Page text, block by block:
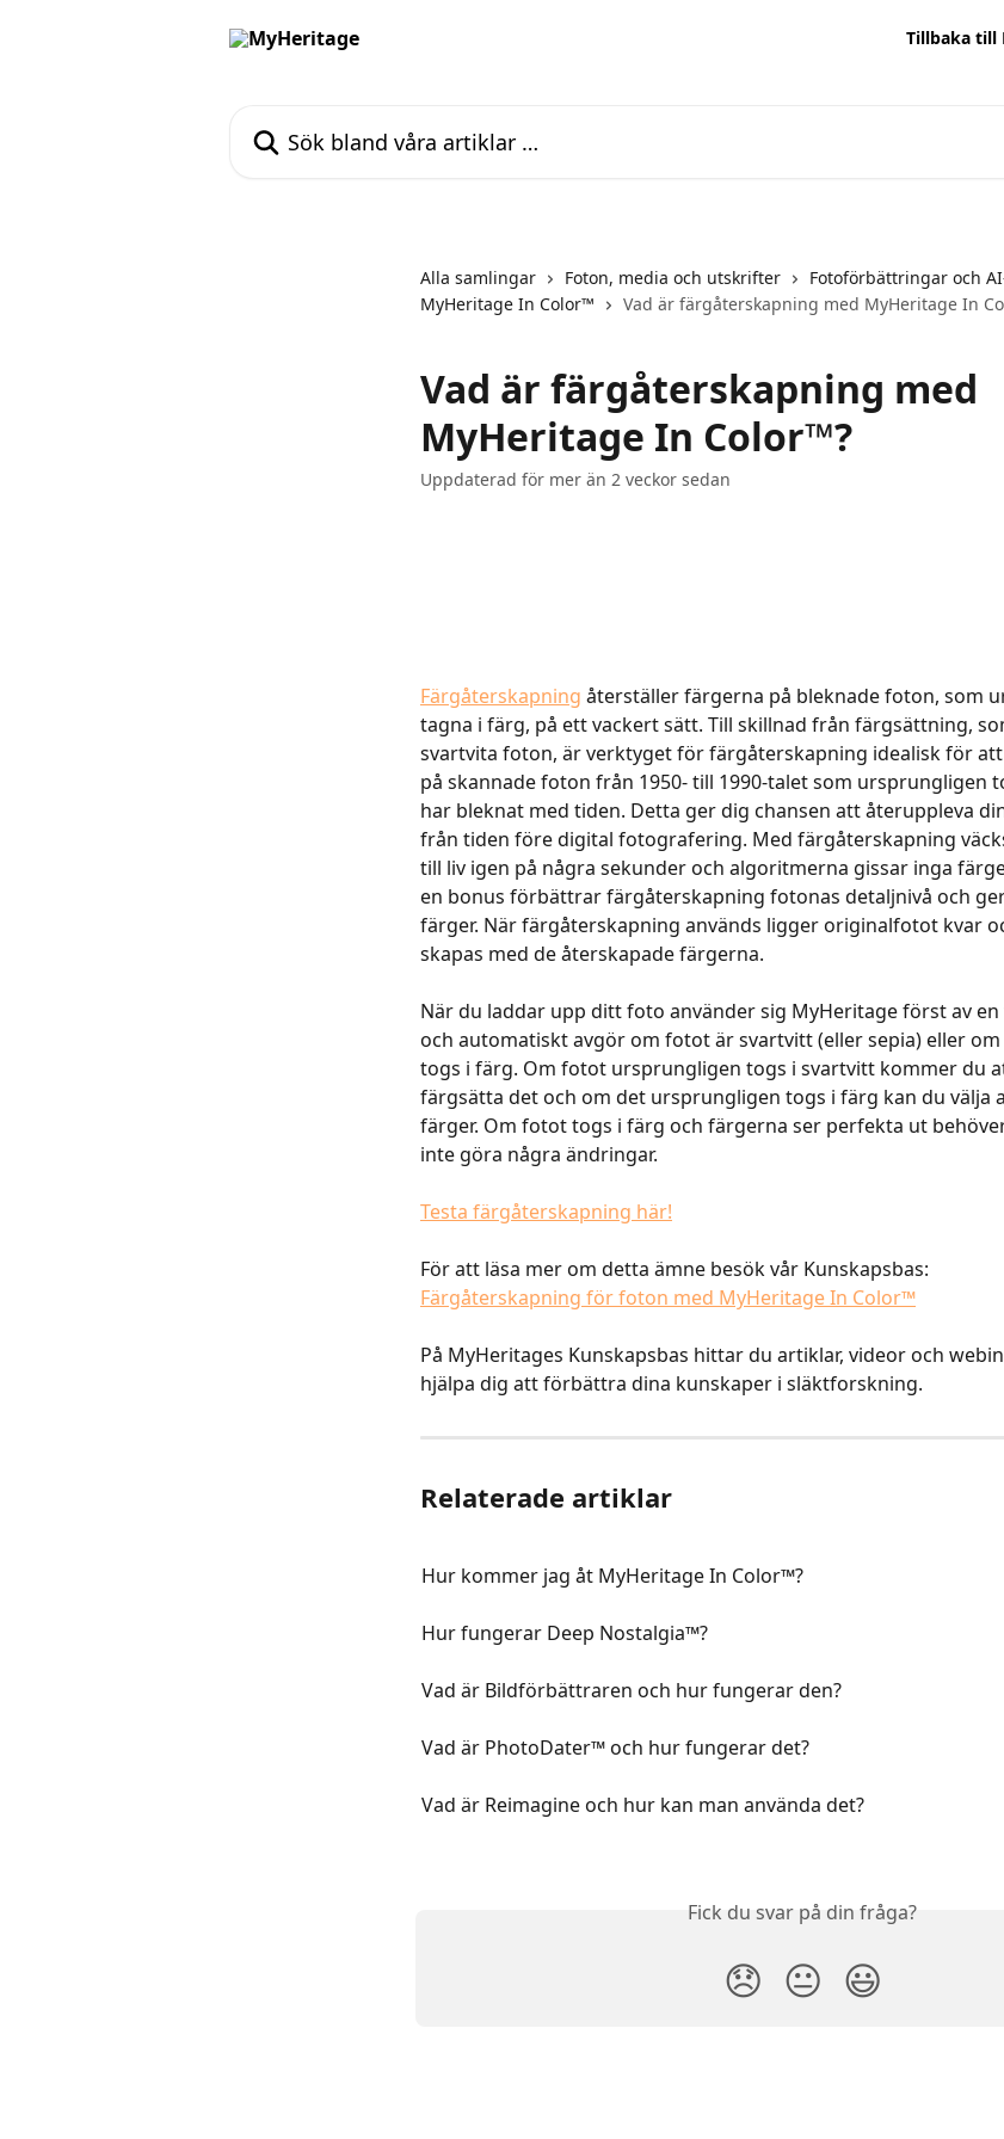
Tillbaka till
Alla samlingar Foton, media och utskrifter
Fotoförbättringar och
MyHeritage In Color™
Vad är färgåterskapning med MyHeritage In
Vad är färgåterskapning med
MyHeritage In Color™?
Uppdaterad för mer än 2 veckor sedan
Färgåterskapning återställer färgerna på bleknade foton, som
tagna i färg, på ett vackert sätt. Till skillnad från färgsättning,
svartvita foton, är verktyget för färgåterskapning idealisk för
på skannade foton från 1950- till 1990-talet som ursprungligen
har bleknat med tiden. Detta ger dig chansen att återuppleva
från tiden före digital fotografering. Med färgåterskapning
till liv igen på några sekunder och algoritmerna gissar inga
en bonus förbättrar färgåterskapning fotonas detaljnivå och
färger. När färgåterskapning används ligger originalfotot kvar
skapas med de återskapade färgerna.
När du laddar upp ditt foto använder sig MyHeritage först av
och automatiskt avgör om fotot är svartvitt (eller sepia) eller
togs i färg. Om fotot ursprungligen togs i svartvitt kommer du
färgsätta det och om det ursprungligen togs i färg kan du välja
färger. Om fotot togs i färg och färgerna ser perfekta ut
inte göra några ändringar.
Testa färgåterskapning här!
För att läsa mer om detta ämne besök vår Kunskapsbas:
Färgåterskapning för foton med MyHeritage In Color™
På MyHeritages Kunskapsbas hittar du artiklar, videor och
hjälpa dig att förbättra dina kunskaper i släktforskning.
Relaterade artiklar
Hur kommer jag åt MyHeritage In Color™?
Hur fungerar Deep Nostalgia™?
Vad är Bildförbättraren och hur fungerar den?
Vad är PhotoDater™ och hur fungerar det?
Vad är Reimagine och hur kan man använda det?
Fick du svar på din fråga?
😞 😐 😃